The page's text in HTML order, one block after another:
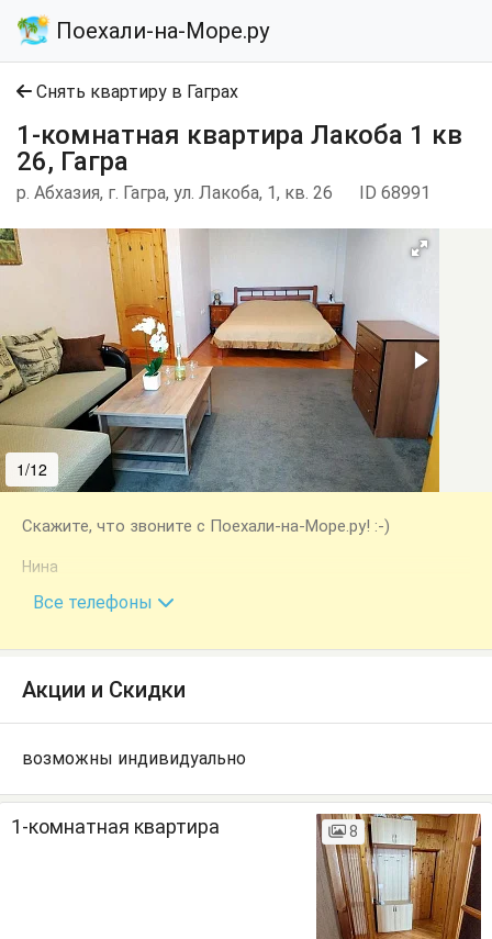
Поехали-на-Море.ру
Снять квартиру в Гаграх
1-комнатная квартира Лакоба 1 кв
26, Гагра
р. Абхазия, г. Гагра, ул. Лакоба, 1, кв. 26 ID 68991
1/12
Скажите, что звоните с Поехали-на-Море.ру! :-)
Нина
+7 (940) 995-29-02
Все телефоны
Акции и Скидки
возможны индивидуально
1-комнатная квартира 8